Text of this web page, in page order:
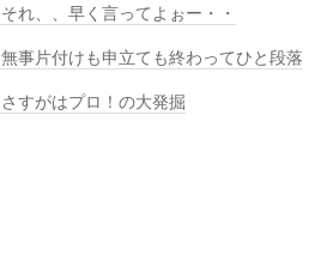
れ、、早く言ってよぉー・・
事片付けも申立ても終わってひと段落
すがはプロ！の大発掘